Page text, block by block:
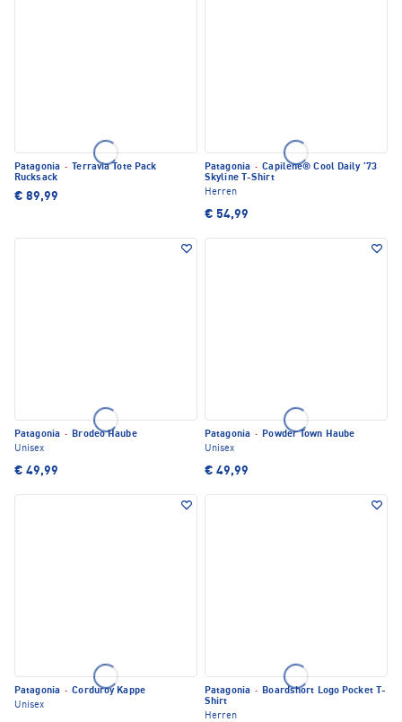
Patagonia ·
Terravia Tote Pack
Rucksack
€ 89,99
Patagonia · Capilene® Cool Daily '73
Skyline T-Shirt
Herren
€ 54,99
Patagonia · Brodeo Haube
Unisex
€ 49,99
Patagonia · Powder Town Haube
Unisex
€ 49,99
Patagonia · Corduroy Kappe
Unisex
Patagonia · Boardshort Logo Pocket T-
Shirt
Herren